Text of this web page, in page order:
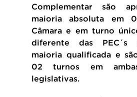
Complementar são
maioria absoluta em
Câmara e em turno
diferente das PEC´s
maioria qualificada e
02 turnos em
legislativas.